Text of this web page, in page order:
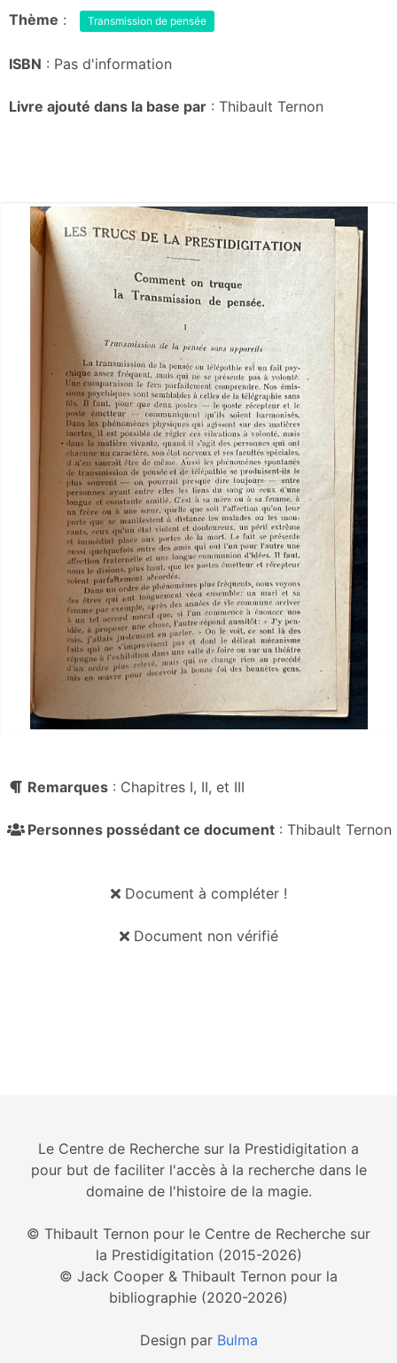
Thème : Transmission de pensée
ISBN : Pas d'information
Livre ajouté dans la base par : Thibault Ternon
Remarques : Chapitres I, II, et III
Personnes possédant ce document : Thibault Ternon
Document à compléter !
Document non vérifié
Le Centre de Recherche sur la Prestidigitation a
pour but de faciliter l'accès à la recherche dans le
domaine de l'histoire de la magie.
© Thibault Ternon pour le Centre de Recherche sur
la Prestidigitation (2015-2026)
© Jack Cooper & Thibault Ternon pour la
bibliographie (2020-2026)
Design par Bulma